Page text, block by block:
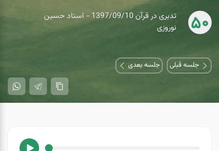
50
تدبری در قرآن 1397/09/10 - استاد حسین
نوروزی
جلسه قبلی جلسه بعدی